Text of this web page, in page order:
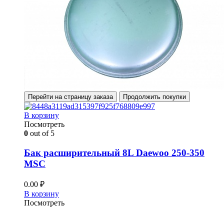
Перейти на страницу заказа Продолжить покупки
В корзину
Посмотреть
0 out of 5
Бак расширительный 8L Daewoo 250-350
MSC
0.00 ₽
В корзину
Посмотреть